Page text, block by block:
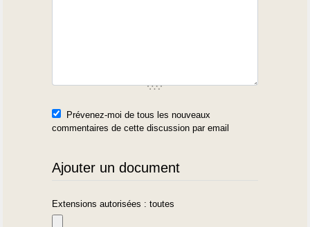
Prévenez-moi de tous les nouveaux
commentaires de cette discussion par email
Ajouter un document
Extensions autorisées : toutes